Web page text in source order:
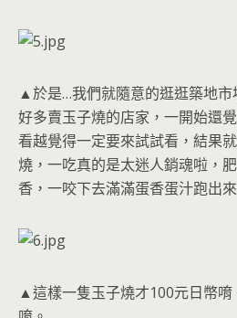
▲於是…我們就隨意的逛逛築地市
好多賣玉子燒的店家，一開始還
看越覺得一定要來試試看，結果
燒，一吃真的是太迷人銷魂啦，
香，一咬下去滿滿蛋香蛋汁跑出
▲這樣一隻玉子燒才100元日幣唷